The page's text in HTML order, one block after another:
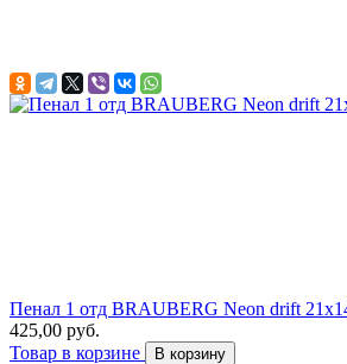
Пенал 1 отд BRAUBERG Neon drift
425,00 руб.
Товар в корзине
В корзину